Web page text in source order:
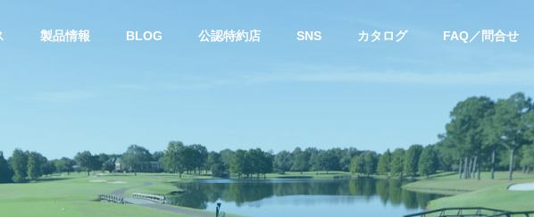
製品情報 BLOG 公認特約店 SNS カタログ FAQ／問合せ
ユーチューブ